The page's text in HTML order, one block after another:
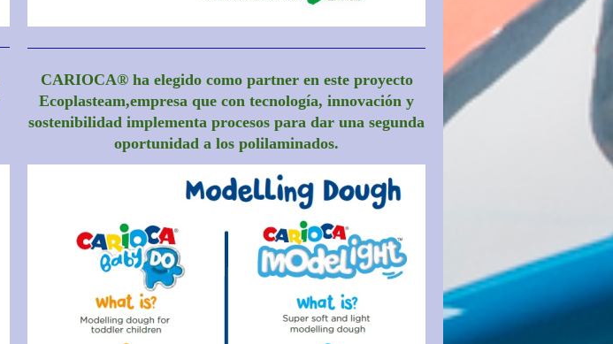
CARIOCA® ha elegido como partner en este proyecto
Ecoplasteam,empresa que con tecnología, innovación y
sostenibilidad implementa procesos para dar una segunda
oportunidad a los polilaminados.